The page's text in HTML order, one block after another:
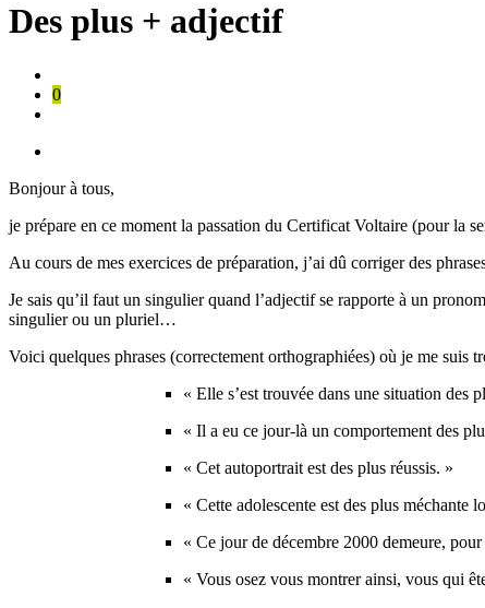
Des plus + adjectif
0
Bonjour à tous,
je prépare en ce moment la passation du Certificat Voltaire (pour la
Au cours de mes exercices de préparation, j’ai dû corriger des
Je sais qu’il faut un singulier quand l’adjectif se rapporte à un
singulier ou un pluriel…
Voici quelques phrases (correctement orthographiées) où je me suis
« Elle s’est trouvée dans une situation des
« Il a eu ce jour-là un comportement des
« Cet autoportrait est des plus réussis. »
« Cette adolescente est des plus méchante
« Ce jour de décembre 2000 demeure,
« Vous osez vous montrer ainsi, vous qui